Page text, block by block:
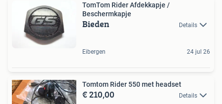
TomTom Rider Afdekkapje /
Beschermkapje
Bieden Details
Eibergen 24 jul 26
Tomtom Rider 550 met headset
€ 210,00 Details